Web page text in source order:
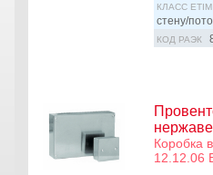
КЛАСС ETIM
стену/
КОД РАЭК
Коробка
12.12.06